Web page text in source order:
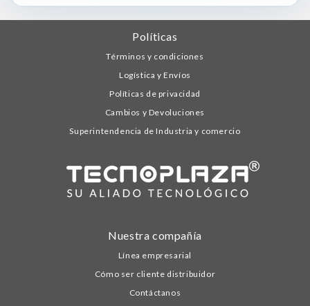
Políticas
Términos y condiciones
Logística y Envíos
Políticas de privacidad
Cambios y Devoluciones
Superintendencia de Industria y comercio
Nuestra compañía
Línea empresarial
Cómo ser cliente distribuidor
Contáctanos